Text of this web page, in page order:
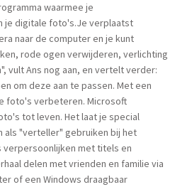
waarmee je
je digitale foto's.Je verplaatst
naar de computer en je kunt
rode ogen verwijderen, verlichting
vult Ans nog aan, en vertelt verder:
om deze aan te passen. Met een
foto's verbeteren. Microsoft
tot leven. Het laat je special
als "verteller" gebruiken bij het
met titels en
delen met vrienden en familie via
of een Windows draagbaar